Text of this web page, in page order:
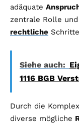
adäquate
zentrale Rolle
rechtliche
Siehe auch:
1116 BGB
Durch die
diverse mögliche